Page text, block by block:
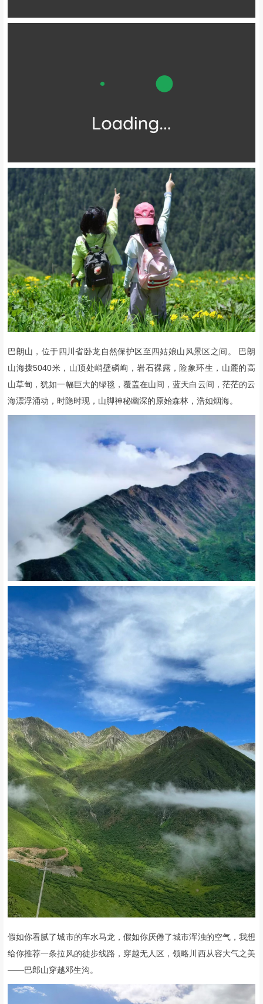
巴朗山，位于四川省卧龙自然保护区至四姑娘山风景区之间。 巴朗
山海拨5040米，山顶处峭壁磷峋，岩石裸露，险象环生，山麓的高
山草甸，犹如一幅巨大的绿毯，覆盖在山间，蓝天白云间，茫茫的云
海漂浮涌动，时隐时现，山脚神秘幽深的原始森林，浩如烟海。
假如你看腻了城市的车水马龙，假如你厌倦了城市浑浊的空气，我想
给你推荐一条拉风的徒步线路，穿越无人区，领略川西从容大气之美
——巴郎山穿越邓生沟。